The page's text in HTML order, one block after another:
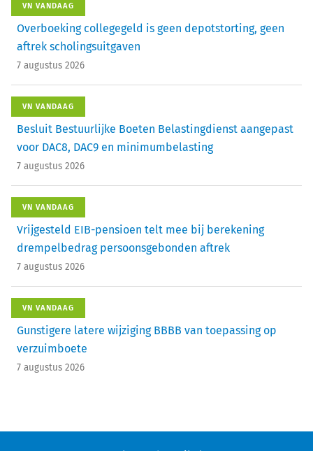
VN VANDAAG
Overboeking collegegeld is geen depotstorting, geen
aftrek scholingsuitgaven
7 augustus 2026
VN VANDAAG
Besluit Bestuurlijke Boeten Belastingdienst aangepast
voor DAC8, DAC9 en minimumbelasting
7 augustus 2026
VN VANDAAG
Vrijgesteld EIB-pensioen telt mee bij berekening
drempelbedrag persoonsgebonden aftrek
7 augustus 2026
VN VANDAAG
Gunstigere latere wijziging BBBB van toepassing op
verzuimboete
7 augustus 2026